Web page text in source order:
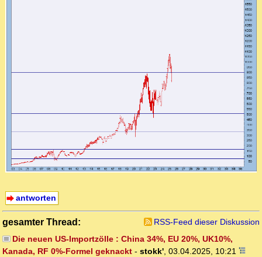
antworten
gesamter Thread:
RSS-Feed dieser Diskussion
Die neuen US-Importzölle : China 34%, EU 20%, UK10%,
Kanada, RF 0%-Formel geknackt - stokk' 03.04.2025, 10:21